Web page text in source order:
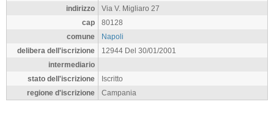
indirizzo
Via V. Migliaro 27
cap
80128
comune
Napoli
delibera dell'iscrizione
12944 Del 30/01/2001
intermediario
stato dell'iscrizione
Iscritto
regione d'iscrizione
Campania